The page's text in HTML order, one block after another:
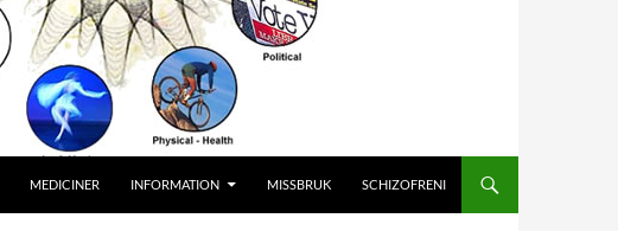
MEDICINER INFORMATION MISSBRUK SCHIZOFRENI